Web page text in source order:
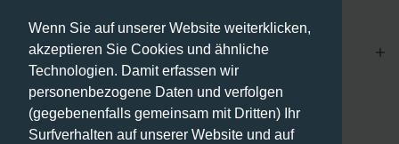
Wenn Sie auf unserer Website weiterklicken,
akzeptieren Sie Cookies und ähnliche
Technologien. Damit erfassen wir
personenbezogene Daten und verfolgen
(gegebenenfalls gemeinsam mit Dritten) Ihr
Surfverhalten auf unserer Website und auf
Zahlungsmethoden
Account